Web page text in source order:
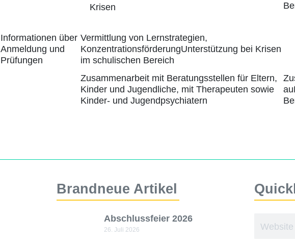
Krisen
Informationen über
Anmeldung und
Prüfungen
Vermittlung von Lernstrategien,
KonzentrationsförderungUnterstützung bei Krisen
im schulischen Bereich
Zusammenarbeit mit Beratungsstellen für Eltern,
Kinder und Jugendliche, mit Therapeuten sowie
Kinder- und Jugendpsychiatern
Brandneue Artikel
Abschlussfeier 2026
26. Juli 2026